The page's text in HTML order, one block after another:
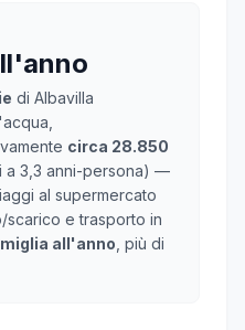
di Albavilla
circa 28.850
a 3,3 anni-persona) —
al supermercato
e trasporto in
all'anno , più di